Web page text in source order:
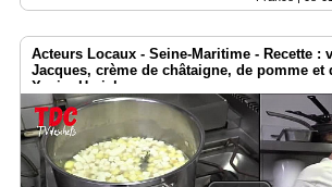
Acteurs Locaux - Seine-Maritime - Recette :
Jacques, crème de châtaigne, de pomme et
Xavier Herichez